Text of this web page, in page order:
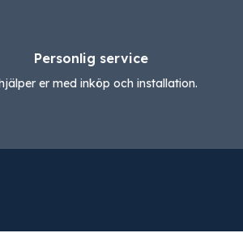
Personlig service
er med inköp och installation.